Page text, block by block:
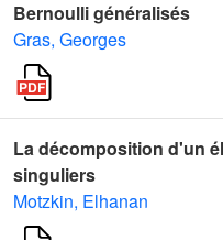
Bernoulli généralisés
Gras, Georges
La décomposition d'un
singuliers
Motzkin, Elhanan